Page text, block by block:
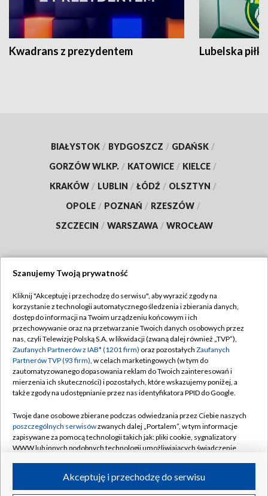
Kwadrans z prezydentem Lubelska piłka
BIAŁYSTOK / BYDGOSZCZ / GDAŃSK /
GORZÓW WLKP. / KATOWICE / KIELCE /
KRAKÓW / LUBLIN / ŁÓDŹ / OLSZTYN /
OPOLE / POZNAŃ / RZESZÓW /
SZCZECIN / WARSZAWA / WROCŁAW
TVP
Abonament TVP
Emisja w TVP
Centrum informacji TVP
Naziemna Telewizja Cyfrowa
Rada Programowa
System NOS
Informacje o nadawcy
Program dla prasy
Regulamin TVP
Polityka prywatności
Moje zgody
Pomoc
Kontakt
Kanały
Szanujemy Twoją prywatność
Kliknij "Akceptuję i przechodzę do serwisu", aby wyrazić zgody na
korzystanie z technologii automatycznego śledzenia i zbierania danych,
dostęp do informacji na Twoim urządzeniu końcowym i ich
przechowywanie oraz na przetwarzanie Twoich danych osobowych przez
nas, czyli Telewizję Polską S.A. w likwidacji (zwaną dalej również „TVP”),
Zaufanych Partnerów z IAB* (1201 firm) oraz pozostałych Zaufanych
Partnerów TVP (93 firm), w celach marketingowych (w tym do
zautomatyzowanego dopasowania reklam do Twoich zainteresowań i
mierzenia ich skuteczności) i pozostałych, które wskazujemy poniżej, a
także zgody na udostępnianie przez nas identyfikatora PPID do Google.
Twoje dane osobowe zbierane podczas odwiedzania przez Ciebie naszych
poszczególnych serwisówzwanych dalej „Portalem”, w tym informacje
zapisywane za pomocą technologii takich jak: pliki cookie, sygnalizatory
WWW lub innych podobnych technologii umożliwiających świadczenie
ruchu w Internecie.Akceptuję i przechodzę do serwisu